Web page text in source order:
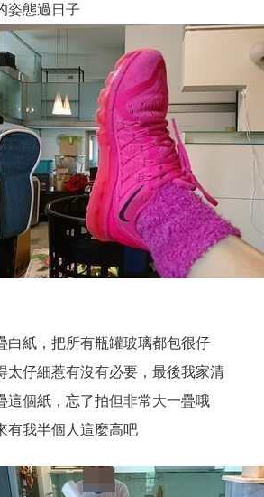
姿態過日子
白紙，把所有瓶罐玻璃都包很仔
太仔細惹有沒有必要，最後我家清
這個紙，忘了拍但非常大一疊哦
有我半個人這麼高吧